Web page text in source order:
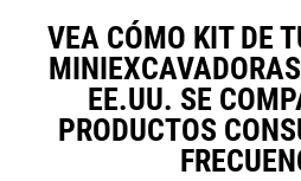
VEA CÓMO KIT DE
EE.UU. SE
PRODUCTOS